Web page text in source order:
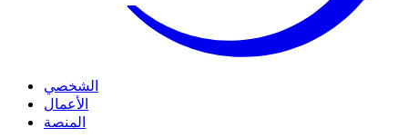
الشخصي
الأعمال
المنصة